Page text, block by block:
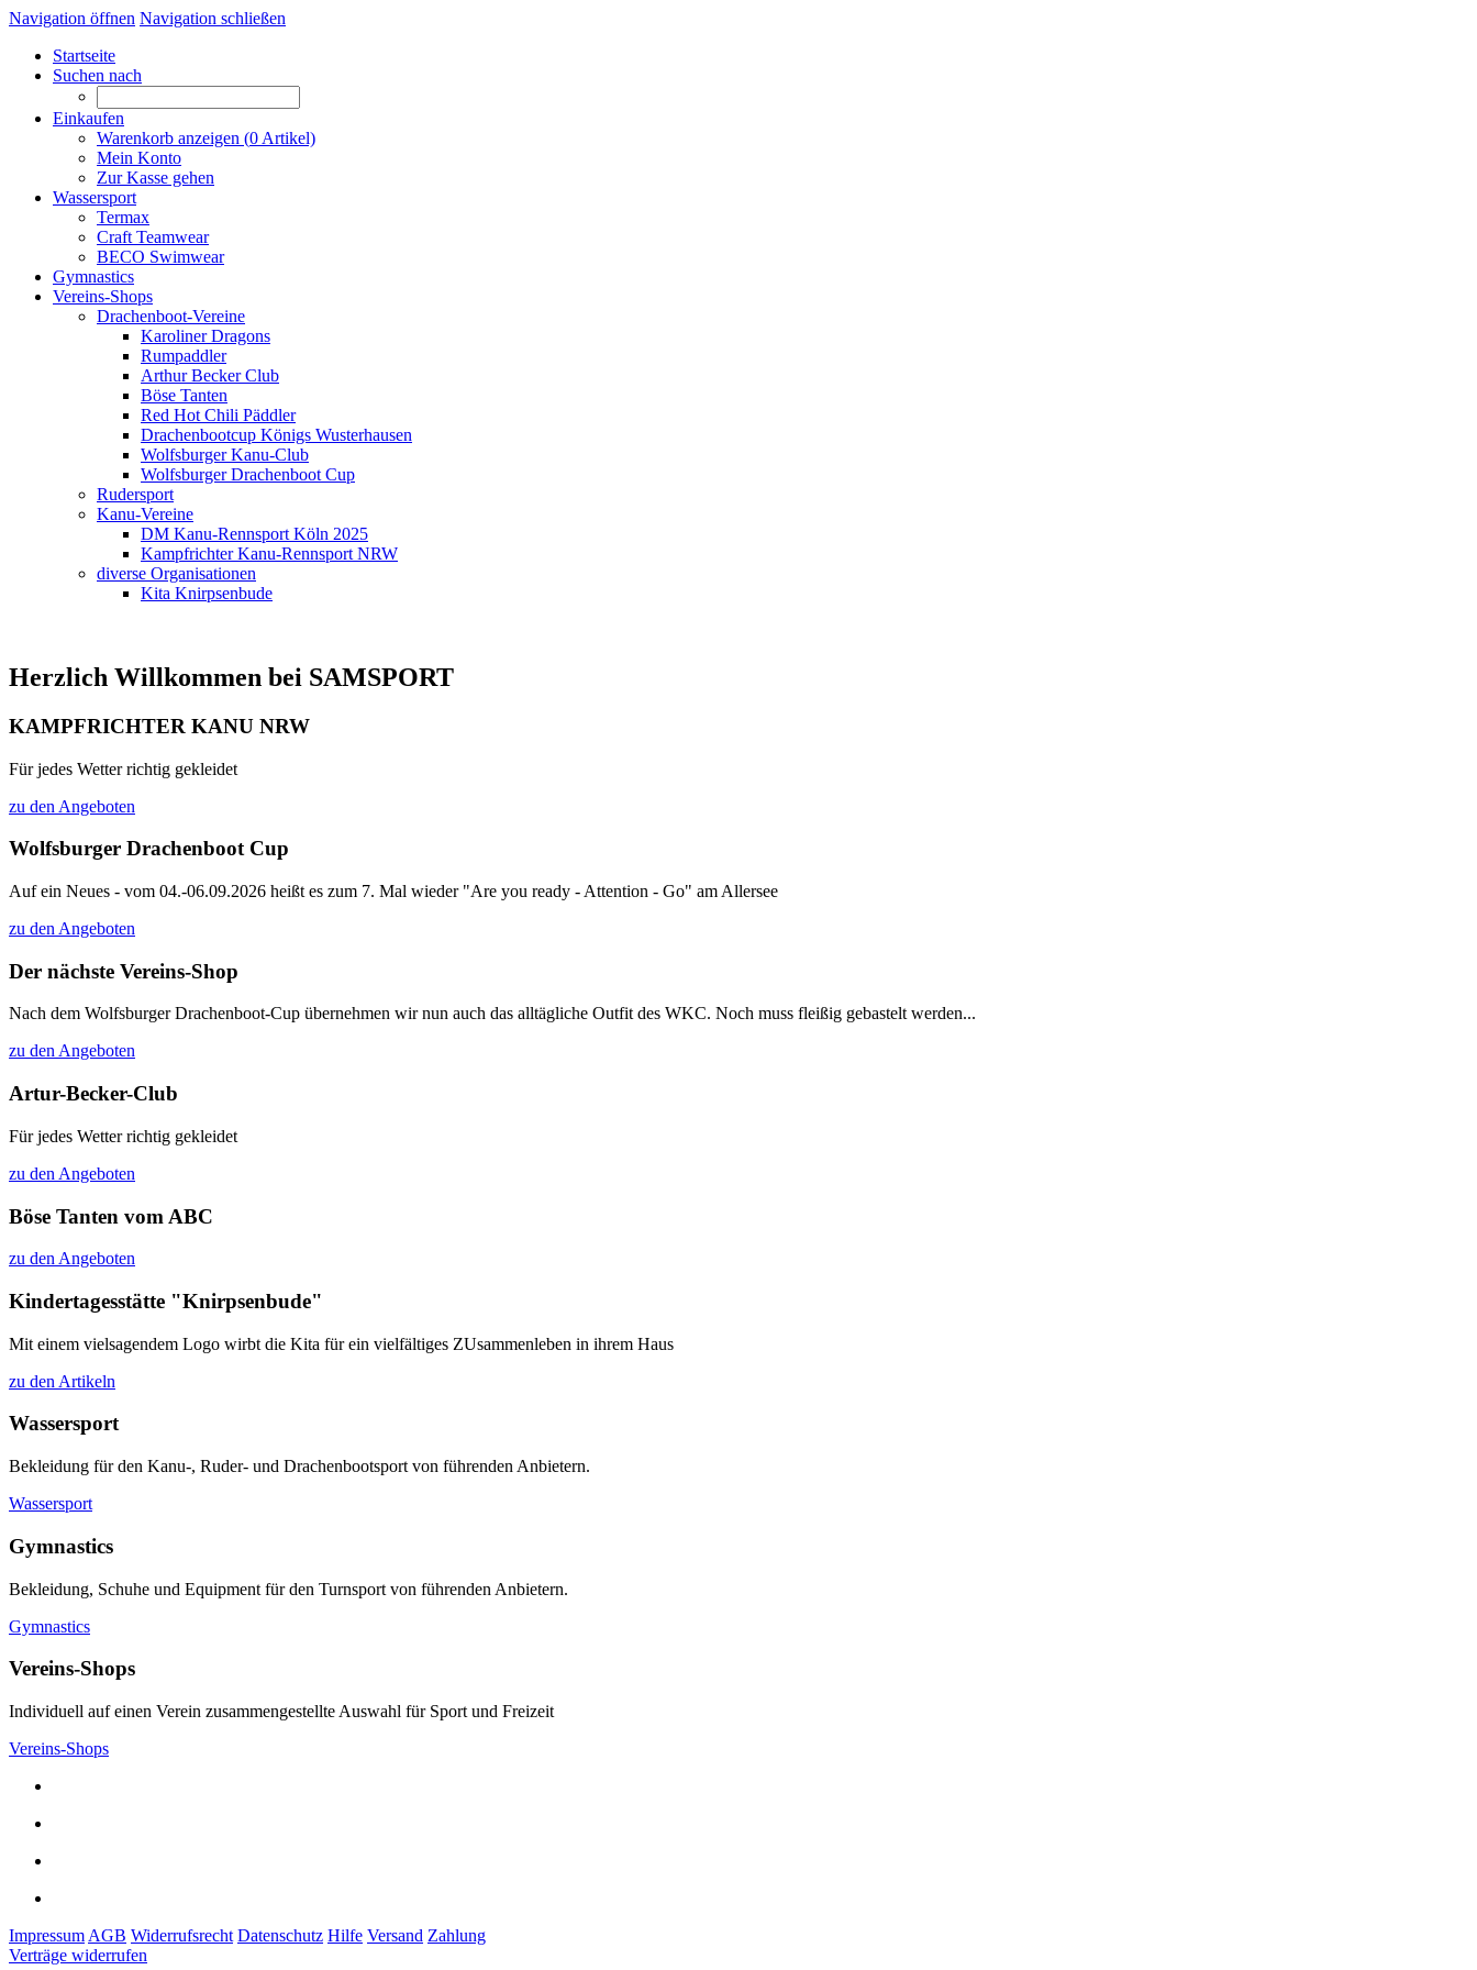
Navigation öffnen Navigation schließen
Startseite
Suchen nach
Einkaufen
Warenkorb anzeigen (0 Artikel)
Mein Konto
Zur Kasse gehen
Wassersport
Termax
Craft Teamwear
BECO Swimwear
Gymnastics
Vereins-Shops
Drachenboot-Vereine
Karoliner Dragons
Rumpaddler
Arthur Becker Club
Böse Tanten
Red Hot Chili Päddler
Drachenbootcup Königs Wusterhausen
Wolfsburger Kanu-Club
Wolfsburger Drachenboot Cup
Rudersport
Kanu-Vereine
DM Kanu-Rennsport Köln 2025
Kampfrichter Kanu-Rennsport NRW
diverse Organisationen
Kita Knirpsenbude
Herzlich Willkommen bei SAMSPORT
KAMPFRICHTER KANU NRW
Für jedes Wetter richtig gekleidet
zu den Angeboten
Wolfsburger Drachenboot Cup
Auf ein Neues - vom 04.-06.09.2026 heißt es zum 7. Mal wieder "Are you ready - Attention - Go" am Allersee
zu den Angeboten
Der nächste Vereins-Shop
Nach dem Wolfsburger Drachenboot-Cup übernehmen wir nun auch das alltägliche Outfit des WKC. Noch muss fleißig gebastelt werden...
zu den Angeboten
Artur-Becker-Club
Für jedes Wetter richtig gekleidet
zu den Angeboten
Böse Tanten vom ABC
zu den Angeboten
Kindertagesstätte "Knirpsenbude"
Mit einem vielsagendem Logo wirbt die Kita für ein vielfältiges ZUsammenleben in ihrem Haus
zu den Artikeln
Wassersport
Bekleidung für den Kanu-, Ruder- und Drachenbootsport von führenden Anbietern.
Wassersport
Gymnastics
Bekleidung, Schuhe und Equipment für den Turnsport von führenden Anbietern.
Gymnastics
Vereins-Shops
Individuell auf einen Verein zusammengestellte Auswahl für Sport und Freizeit
Vereins-Shops
Impressum AGB Widerrufsrecht Datenschutz Hilfe Versand Zahlung
Verträge widerrufen